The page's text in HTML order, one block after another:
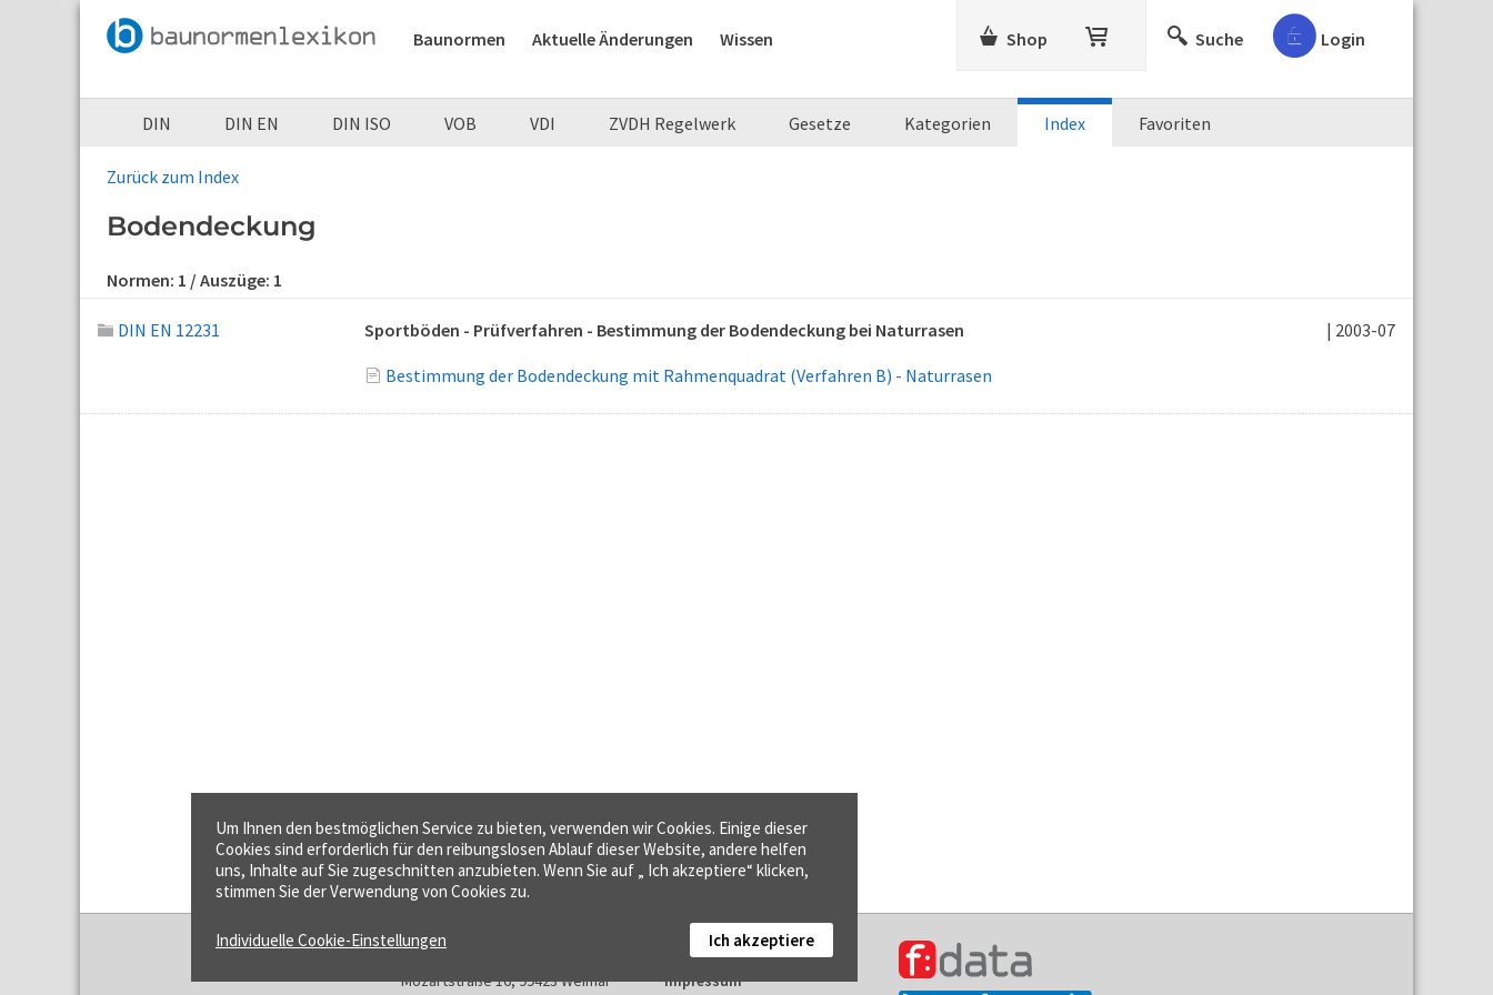
Baunormen Aktuelle Änderungen Wissen Shop Suche Login
DIN DIN EN DIN ISO VOB VDI ZVDH Regelwerk Gesetze Kategorien Index Favoriten
Zurück zum Index
Bodendeckung
Normen: 1 / Auszüge: 1
DIN EN 12231 Sportböden - Prüfverfahren - Bestimmung der Bodendeckung bei Naturrasen | 2003-07
Bestimmung der Bodendeckung mit Rahmenquadrat (Verfahren B) - Naturrasen
f:data GmbH
Mozartstraße 16, 99423 Weimar
Kontakt
Impressum
Um Ihnen den bestmöglichen Service zu bieten, verwenden wir Cookies. Einige dieser
Cookies sind erforderlich für den reibungslosen Ablauf dieser Website, andere helfen
uns, Inhalte auf Sie zugeschnitten anzubieten. Wenn Sie auf „ Ich akzeptiere“ klicken,
stimmen Sie der Verwendung von Cookies zu.
Individuelle Cookie-Einstellungen Ich akzeptiere